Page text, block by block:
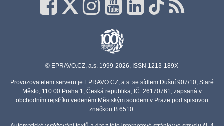
© EPRAVO.CZ, a.s. 1999-2026, ISSN 1213-189X
Provozovatelem serveru je EPRAVO.CZ, a.s. se sídlem Dušní 907/10, Staré
Město, 110 00 Praha 1, Česká republika, IČ: 26170761, zapsaná v
obchodním rejstříku vedeném Městským soudem v Praze pod spisovou
značkou B 6510.